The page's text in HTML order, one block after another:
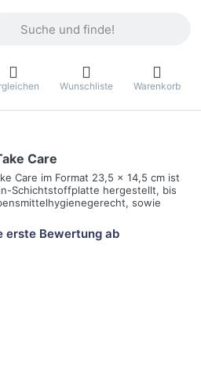
Wunschliste Warenkorb
Care
Care im Format 23,5 x 14,5 cm ist
Schichtstoffplatte hergestellt, bis
sowie
erste Bewertung ab